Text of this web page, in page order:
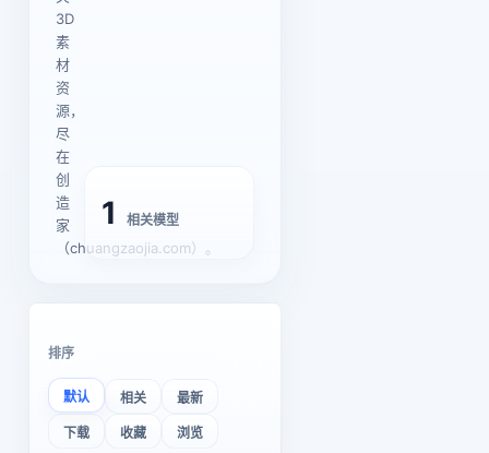
3D
素
材
资
源，
尽
在
创
造
家
（chuangzaojia.com）。
1 相关模型
排序
默认 相关 最新
下载 收藏 浏览